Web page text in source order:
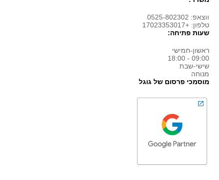
ווצאפ: 0525-802302
טלפון: +17023353017
שעות פתיחה:
ראשון-חמישי
09:00 - 18:00
שישי-שבת
מנוחה
מוסמכי פרסום של גוגל